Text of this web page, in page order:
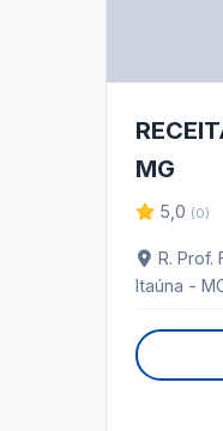
MG
5,0 (0)
R. Prof.
Itaúna -